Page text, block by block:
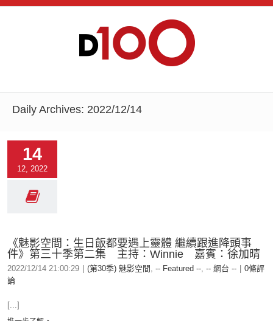
Daily Archives: 2022/12/14
14
12, 2022
《魅影空間：生日飯都要遇上靈體 繼續跟進降頭事
件》第三十季第二集 主持：Winnie 嘉賓：徐加晴
2022/12/14 21:00:29 (第30季) 魅影空間 , -- Featured --, -- 網台 --
0條評
論
[...]